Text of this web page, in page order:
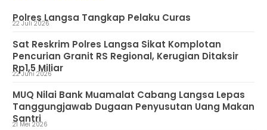
Polres Langsa Tangkap Pelaku Curas
22 Juli 2026
Sat Reskrim Polres Langsa Sikat Komplotan
Pencurian Granit RS Regional, Kerugian Ditaksir
Rp1,5 Miliar
22 Juni 2026
MUQ Nilai Bank Muamalat Cabang Langsa Lepas
Tanggungjawab Dugaan Penyusutan Uang Makan
Santri
21 Mei 2026